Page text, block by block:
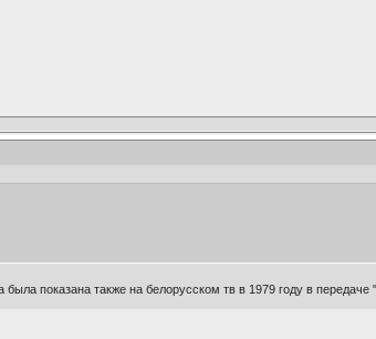
показана также на белорусском тв в 1979 году в передаче